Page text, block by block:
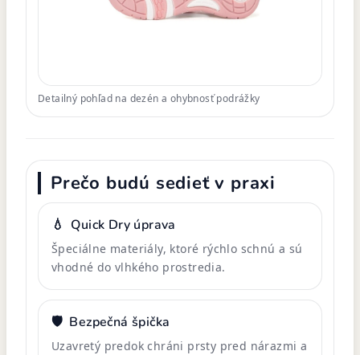
Detailný pohľad na dezén a ohybnosť podrážky
Prečo budú sedieť v praxi
💧 Quick Dry úprava
Špeciálne materiály, ktoré rýchlo schnú a sú
vhodné do vlhkého prostredia.
🛡️ Bezpečná špička
Uzavretý predok chráni prsty pred nárazmi a